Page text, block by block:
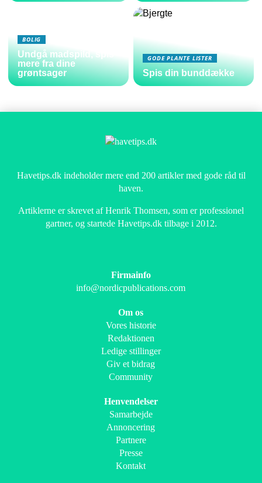
BOLIG
Undgå madspild, spis
mere fra dine
grøntsager
GODE PLANTE LISTER
Spis din bunddække
Havetips.dk indeholder mere end 200 artikler med gode råd til
haven.
Artiklerne er skrevet af Henrik Thomsen, som er professionel
gartner, og startede Havetips.dk tilbage i 2012.
Firmainfo
info@nordicpublications.com
Om os
Vores historie
Redaktionen
Ledige stillinger
Giv et bidrag
Community
Henvendelser
Samarbejde
Annoncering
Partnere
Presse
Kontakt